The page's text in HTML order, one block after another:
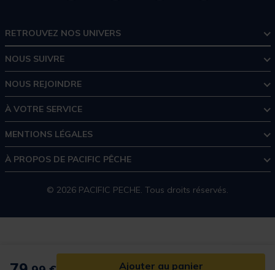
Ajouter au panier
RETROUVEZ NOS UNIVERS
NOUS SUIVRE
NOUS REJOINDRE
À VOTRE SERVICE
MENTIONS LÉGALES
À PROPOS DE PACIFIC PÊCHE
© 2026 PACIFIC PECHE. Tous droits réservés.